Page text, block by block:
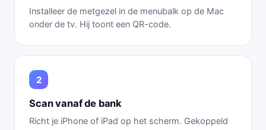
Installeer de metgezel in de menubalk op de Mac
onder de tv. Hij toont een QR-code.
Scan vanaf de bank
Richt je iPhone of iPad op het scherm. Gekoppeld